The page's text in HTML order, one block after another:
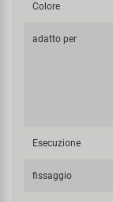
Colore
adatto per
Esecuzione
fissaggio